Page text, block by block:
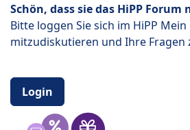
Schön, dass sie das HiPP
Bitte loggen Sie sich im HiPP
mitzudiskutieren und Ihre Fragen
Login